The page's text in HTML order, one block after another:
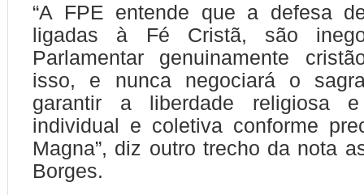
“A FPE entende que a defesa
ligadas à Fé Cristã, são
Parlamentar genuinamente
isso, e nunca negociará o
garantir a liberdade religiosa e
individual e coletiva conforme
Magna”, diz outro trecho da nota
Borges.